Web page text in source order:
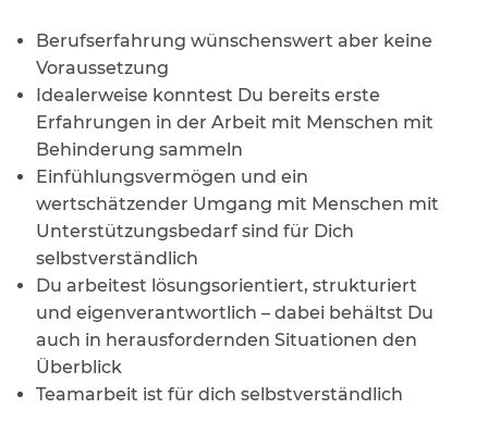
Berufserfahrung wünschenswert aber keine
Voraussetzung
Idealerweise konntest Du bereits erste
Erfahrungen in der Arbeit mit Menschen mit
Behinderung sammeln
Einfühlungsvermögen und ein
wertschätzender Umgang mit Menschen mit
Unterstützungsbedarf sind für Dich
selbstverständlich
Du arbeitest lösungsorientiert, strukturiert
und eigenverantwortlich – dabei behältst Du
auch in herausfordernden Situationen den
Überblick
Teamarbeit ist für dich selbstverständlich